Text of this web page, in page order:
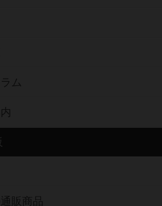
ム
販商品